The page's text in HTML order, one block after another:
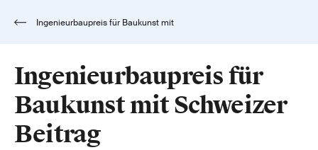
Ingenieurbaupreis für
Baukunst mit Schweizer
Beitrag